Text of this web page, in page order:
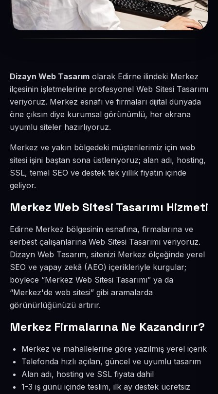
Dizayn Web Tasarım olarak Edirne ilindeki Merkez
ilçesinin işletmelerine profesyonel Web Sitesi Tasarımı
veriyoruz. Merkez esnafı ve firmaları dijital dünyada
öne çıksın diye kurumsal görünümlü, her ekrana
uyumlu siteler hazırlıyoruz.
Merkez ve yakın bölgedeki müşterilerimiz için web
sitesi işini baştan sona üstleniyoruz; alan adı, hosting,
SSL, temel SEO ve destek tek yıllık fiyatın içinde
geliyor.
Merkez Web Sitesi Tasarımı Hizmeti
Edirne Merkez bölgesinin esnafına, firmalarına ve
serbest çalışanlarına Web Sitesi Tasarımı veriyoruz.
Dizayn Web Tasarım, sitenizi Merkez ölçeğinde yerel
SEO ve yapay zekâ (AEO) içerikleriyle kurgular;
böylece “Merkez Web Sitesi Tasarımı” ya da
“Merkez'de web sitesi” gibi aramalarda
görünürlüğünüzü artırır.
Merkez Firmalarına Ne Kazandırır?
Merkez ve mahallelerine göre yazılmış yerel içerik
Telefonda hızlı açılan, güncel ve uyumlu tasarım
Alan adı, hosting ve SSL fiyata dahil
1-3 iş günü içinde teslim, ilk ay destek ücretsiz